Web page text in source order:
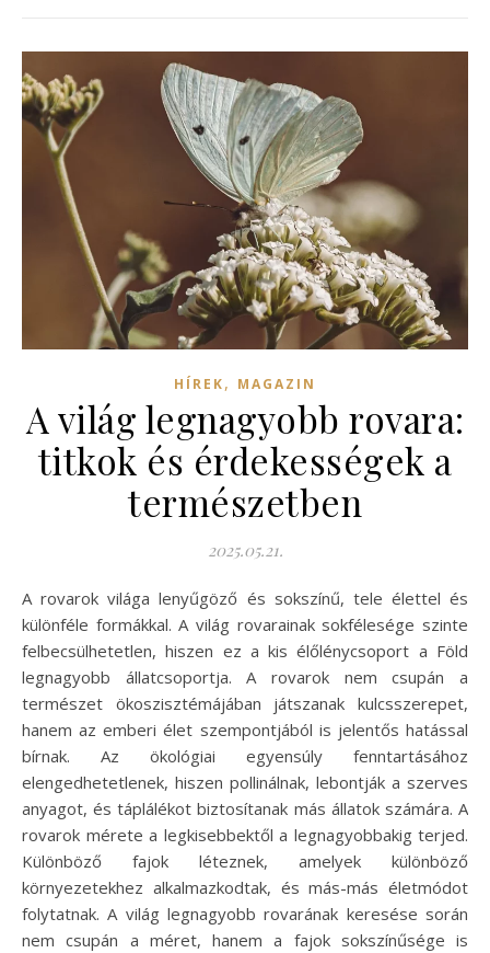
HÍREK, MAGAZIN
A világ legnagyobb rovara:
titkok és érdekességek a
természetben
2025.05.21.
A rovarok világa lenyűgöző és sokszínű, tele élettel és
különféle formákkal. A világ rovarainak sokfélesége szinte
felbecsülhetetlen, hiszen ez a kis élőlénycsoport a Föld
legnagyobb állatcsoportja. A rovarok nem csupán a
természet ökoszisztémájában játszanak kulcsszerepet,
hanem az emberi élet szempontjából is jelentős hatással
bírnak. Az ökológiai egyensúly fenntartásához
elengedhetetlenek, hiszen pollinálnak, lebontják a szerves
anyagot, és táplálékot biztosítanak más állatok számára. A
rovarok mérete a legkisebbektől a legnagyobbakig terjed.
Különböző fajok léteznek, amelyek különböző
környezetekhez alkalmazkodtak, és más-más életmódot
folytatnak. A világ legnagyobb rovarának keresése során
nem csupán a méret, hanem a fajok sokszínűsége is